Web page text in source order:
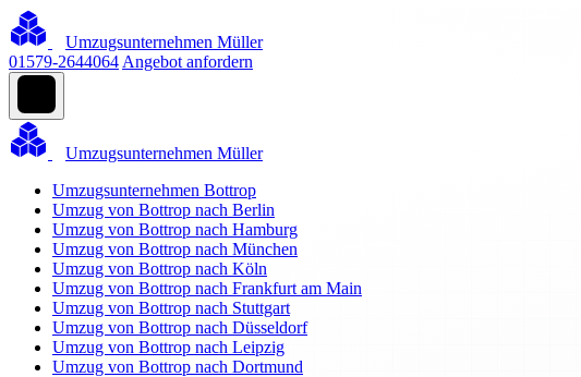
Umzugsunternehmen Müller
01579-2644064 Angebot anfordern
Umzugsunternehmen Müller
Umzugsunternehmen Bottrop
Umzug von Bottrop nach Berlin
Umzug von Bottrop nach Hamburg
Umzug von Bottrop nach München
Umzug von Bottrop nach Köln
Umzug von Bottrop nach Frankfurt am Main
Umzug von Bottrop nach Stuttgart
Umzug von Bottrop nach Düsseldorf
Umzug von Bottrop nach Leipzig
Umzug von Bottrop nach Dortmund